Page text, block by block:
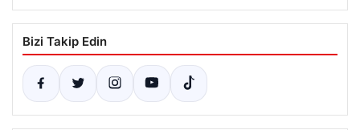
Bizi Takip Edin